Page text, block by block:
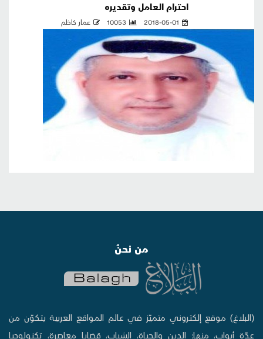
احترام العامل وتقديره
2018-05-01
10053 عمار كاظم
من نحنُ
(البلاغ) موقع إلكتروني متميّز في عالم المواقع العربية يتكوّن من
عدّة أبواب، منها: الدين والحياة، الشباب، قضايا معاصرة، تكنولوجيا